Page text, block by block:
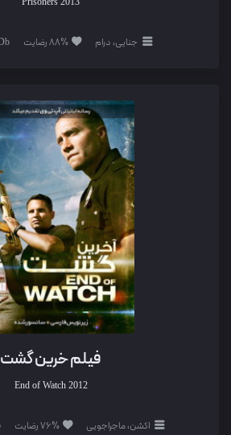
جنایی، درام 88% رضایت
فیلم خرین گشت
End of Watch 2012
اکشن، ماجراجویی 76% رضایت